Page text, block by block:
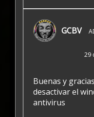
GCBV
29
Buenas y
desactivar el
antivirus